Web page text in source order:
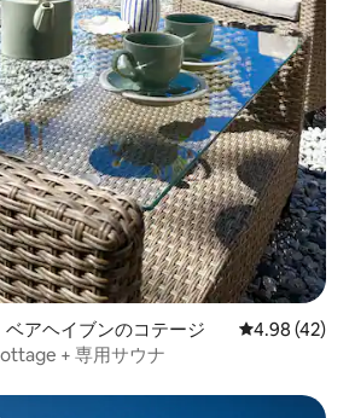
アヘイブンのコテージ レビュー42
4.98 (42)
+ 専用サウナ